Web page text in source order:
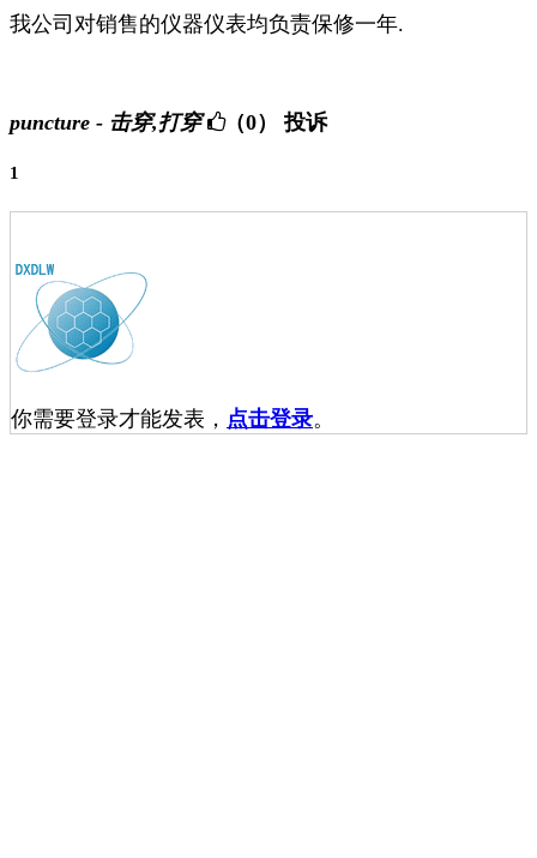
我公司对销售的仪器仪表均负责保修一年.
puncture - 击穿,打穿 （0） 投诉
1
你需要登录才能发表， 点击登录。